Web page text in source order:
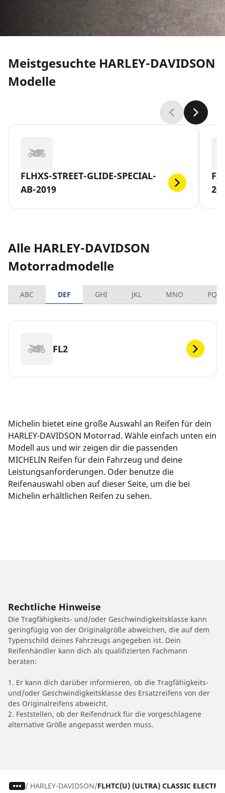
Meistgesuchte HARLEY-DAVIDSON
Modelle
FLHXS-STREET-GLIDE-SPECIAL-
AB-2019
Alle HARLEY-DAVIDSON
Motorradmodelle
ABC DEF GHI JKL MNO PQRS
FL2
Michelin bietet eine große Auswahl an Reifen für dein
HARLEY-DAVIDSON Motorrad. Wähle einfach unten ein
Modell aus und wir zeigen dir die passenden
MICHELIN Reifen für dein Fahrzeug und deine
Leistungsanforderungen. Oder benutze die
Reifenauswahl oben auf dieser Seite, um die bei
Michelin erhältlichen Reifen zu sehen.
Rechtliche Hinweise
Die Tragfähigkeits- und/oder Geschwindigkeitsklasse kann
geringfügig von der Originalgröße abweichen, die auf dem
Typenschild deines Fahrzeugs angegeben ist. Dein
Reifenhändler kann dich als qualifizierten Fachmann
beraten:
1. Er kann dich darüber informieren, ob die Tragfähigkeits-
und/oder Geschwindigkeitsklasse des Ersatzreifens von der
des Originalreifens abweicht.
2. Feststellen, ob der Reifendruck für die vorgeschlagene
alternative Größe angepasst werden muss.
/ HARLEY-DAVIDSON FLHTC(U) (ULTRA) CLASSIC